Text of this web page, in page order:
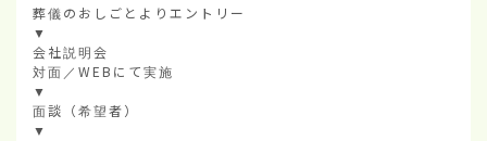
葬儀のおしごとよりエントリー
▼
会社説明会
対面／WEBにて実施
▼
面談（希望者）
▼